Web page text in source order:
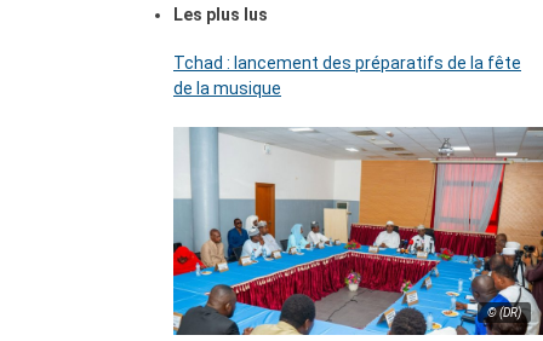
Les plus lus
Tchad : lancement des préparatifs de la fête
de la musique
© (DR)